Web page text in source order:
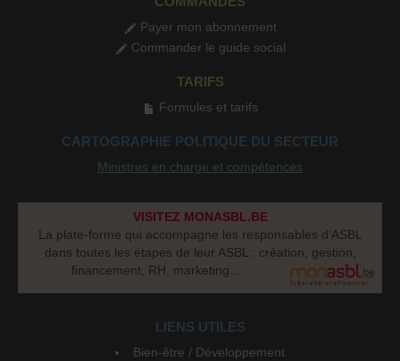
Payer mon abonnement
Commander le guide social
TARIFS
Formules et tarifs
CARTOGRAPHIE POLITIQUE DU SECTEUR
Ministres en charge et compétences
VISITEZ MONASBL.BE
La plate-forme qui accompagne les responsables d’ASBL
dans toutes les étapes de leur ASBL : création, gestion,
financement, RH, marketing...
LIENS UTILES
Bien-être / Développement